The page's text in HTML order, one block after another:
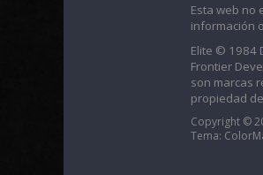
Esta web no
información
Elite © 1984
Frontier
son marcas
propiedad
Copyright ©
Tema: